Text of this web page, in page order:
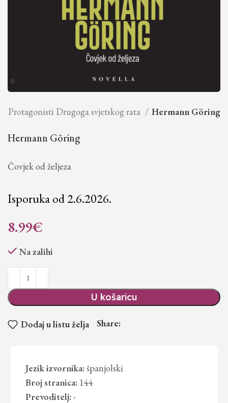
Protagonisti Drugoga svjetskog rata Hermann Göring
Hermann Göring
Čovjek od željeza
Isporuka od 2.6.2026.
8.99€
Na zalihi
U košaricu
Dodaj u listu želja Share:
Jezik izvornika: španjolski
Broj stranica: 144
Prevoditelj: -